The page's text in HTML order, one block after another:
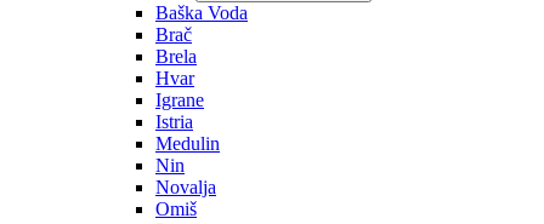
Baška Voda
Brač
Brela
Hvar
Igrane
Istria
Medulin
Nin
Novalja
Omiš